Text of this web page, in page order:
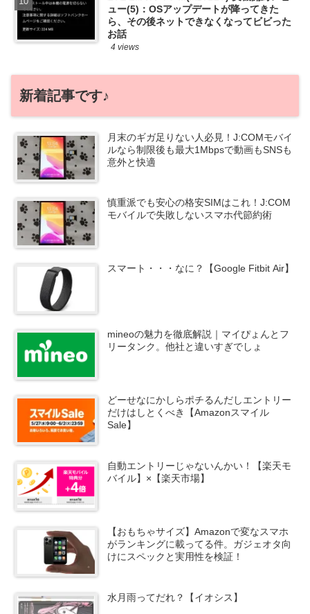
ュー(5)：OSアップデートが降ってきた
ら、その後ネットできなくなってビビった
お話
4 views
新着記事です♪
月末のギガ足りない人必見！J:COMモバイ
ルなら制限後も最大1Mbpsで動画もSNSも
意外と快適
慎重派でも安心の格安SIMはこれ！J:COM
モバイルで失敗しないスマホ代節約術
スマート・・・なに？【Google Fitbit Air】
mineoの魅力を徹底解説｜マイぴょんとフ
リータンク。他社と違いすぎでしょ
どーせなにかしらポチるんだしエントリー
だけはしとくべき【Amazonスマイル
Sale】
自動エントリーじゃないんかい！【楽天モ
バイル】×【楽天市場】
【おもちゃサイズ】Amazonで変なスマホ
がランキングに載ってる件。ガジェオタ向
けにスペックと実用性を検証！
水月雨ってだれ？【イオシス】